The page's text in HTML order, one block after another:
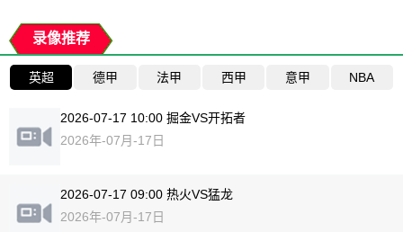
录像推荐
英超 德甲 法甲 西甲 意甲 NBA
2026-07-17 10:00 掘金VS开拓者
2026年-07月-17日
2026-07-17 09:00 热火VS猛龙
2026年-07月-17日